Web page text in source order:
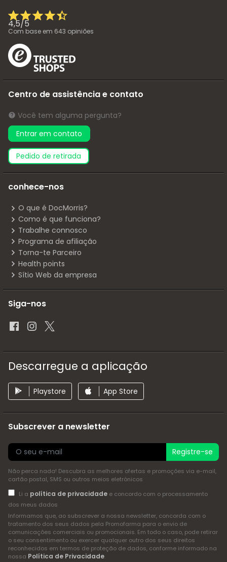
4,5/5
Com base em 643 opiniões
Centro de assistência e contato
Você tem alguma pergunta?
Entrar em contato
pedido de retirada
conhece-nos
O que é DocMorris?
Como é que funciona?
Trabalhe connosco
Programa de afiliação
Torna-te Parceiro
Health points
Sítio Web da empresa
Siga-nos
Descarregue a aplicação
Playstore App Store
Subscrever a newsletter
Registre-se
Não perca nada! Descubra as melhores ofertas e promoções via e-mail,
cartão postal, SMS ou outros meios eletrónicos
Li a política de privacidadee concordo com o processamento
dos meus dados
Informamos que, ao subscrever a nossa newsletter, concorda com o
tratamento dos seus dados pela Promofarma para o envio de
comunicações comerciais ou promocionais. Em todo o caso, pode retirar
o seu consentimento ou exercer qualquer outro dos seus direitos
reconhecidos em termos de proteção de dados, conforme informado na
nossa Política de Privacidade.